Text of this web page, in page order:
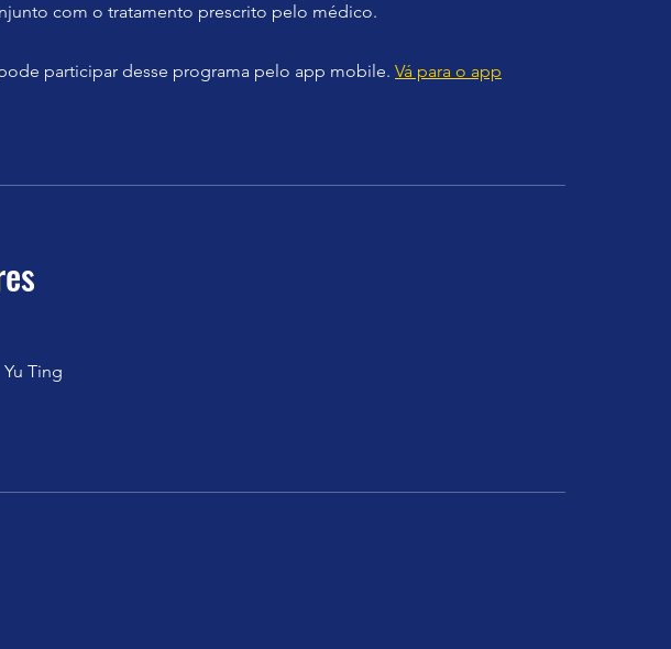
com o tratamento prescrito pelo médico.
participar desse programa pelo app mobile. Vá para o app
Yu Ting